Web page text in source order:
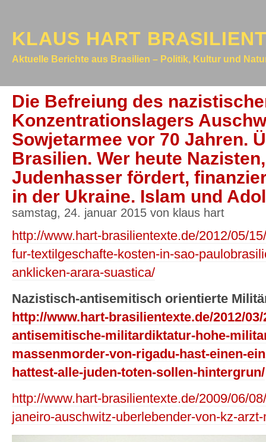
KLAUS HART
Aktuelle Berichte aus Brasilien – Politik, Kultur und
Die Befreiung des
Konzentrationslagers
Sowjetarmee vor 70 Jahren.
Brasilien. Wer heute
Judenhasser fördert,
in der Ukraine. Islam und
samstag, 24. januar 2015 von klaus hart
http://www.hart-brasilientexte.de/2012/05/
fur-textilgeschafte-kosten-in-sao-
anklicken-arara-suastica/
Nazistisch-antisemitisch orientierte
http://www.hart-brasilientexte.de/2012/
antisemitische-militardiktatur-hohe-
massenmorder-von-rigadu-hast-einen-
hattest-alle-juden-toten-sollen-hintergrun/
http://www.hart-brasilientexte.de/2009/06/
janeiro-auschwitz-uberlebender-von-kz-